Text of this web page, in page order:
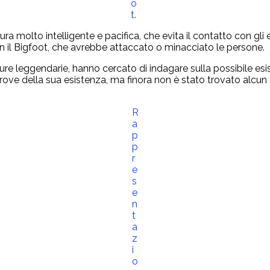
o
t.
molto intelligente e pacifica, che evita il contatto con gli
il Bigfoot, che avrebbe attaccato o minacciato le persone.
leggendarie, hanno cercato di indagare sulla possibile
della sua esistenza, ma finora non è stato trovato
R
a
p
p
r
e
s
e
n
t
a
z
i
o